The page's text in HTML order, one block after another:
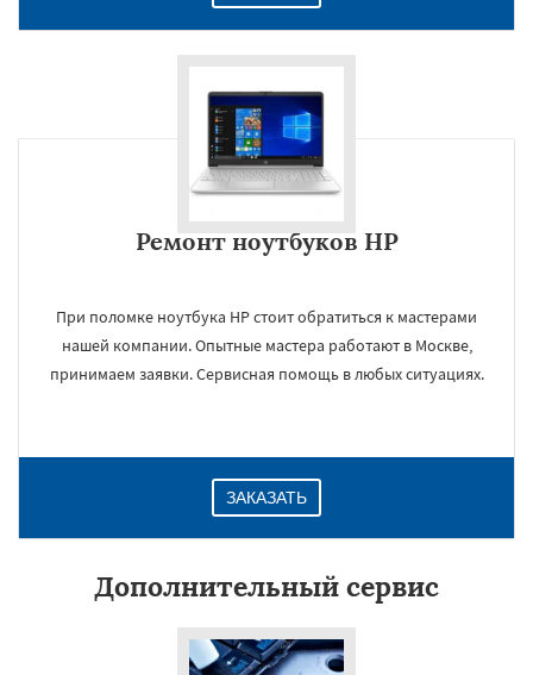
Ремонт ноутбуков HP
При поломке ноутбука HP стоит обратиться к мастерами
нашей компании. Опытные мастера работают в Москве,
принимаем заявки. Сервисная помощь в любых ситуациях.
ЗАКАЗАТЬ
Дополнительный сервис